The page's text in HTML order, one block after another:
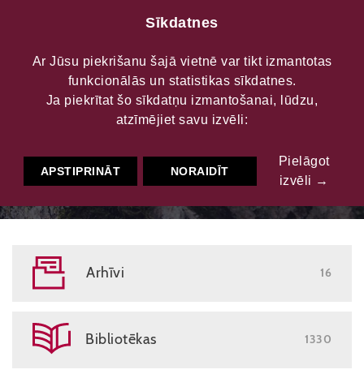
LATVIJAS KULTŪRAS DATU PORTĀLS
Arhīvi 16
Bibliotēkas 1330
Sīkdatnes
Ar Jūsu piekrišanu šajā vietnē var tikt izmantotas
funkcionālās un statistikas sīkdatnes.
Ja piekrītat šo sīkdatņu izmantošanai, lūdzu,
atzīmējiet savu izvēli:
APSTIPRINĀT NORAIDĪT
Pielāgot
izvēli →